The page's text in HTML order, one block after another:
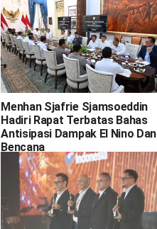
Menhan Sjafrie Sjamsoeddin
Hadiri Rapat Terbatas Bahas
Antisipasi Dampak El Nino Dan
Bencana